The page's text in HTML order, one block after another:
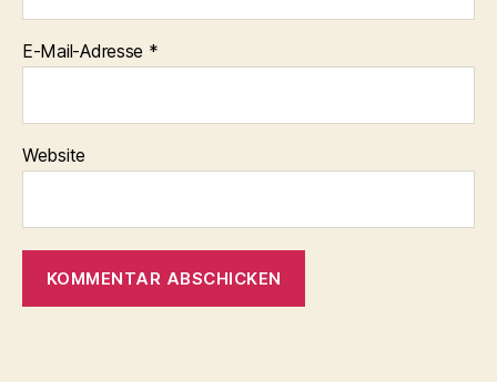
E-Mail-Adresse *
Website